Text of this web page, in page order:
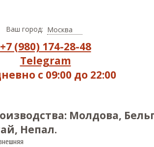
Ваш город: Москва
+7 (980) 174-28-48
Telegram
с 09:00 до 22:00
Молдова,
Непал.